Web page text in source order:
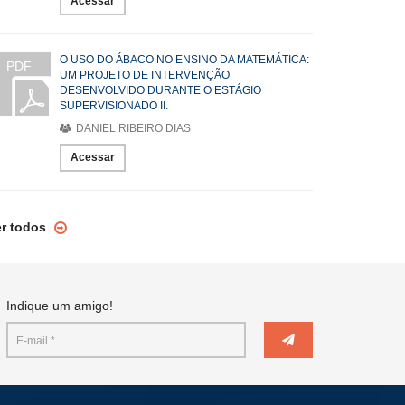
PDF
O USO DO ÁBACO NO ENSINO DA MATEMÁTICA:
UM PROJETO DE INTERVENÇÃO
DESENVOLVIDO DURANTE O ESTÁGIO
SUPERVISIONADO II.
DANIEL RIBEIRO DIAS
Acessar
todos
Indique um amigo!